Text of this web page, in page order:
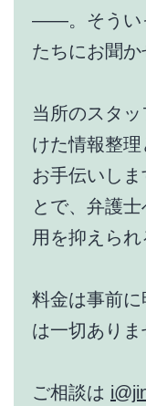
——。そうい
たちにお聞か
当所のスタ
けた情報整
お手伝いし
とで、弁護
用を抑えられ
料金は事前
は一切ありま
ご相談は